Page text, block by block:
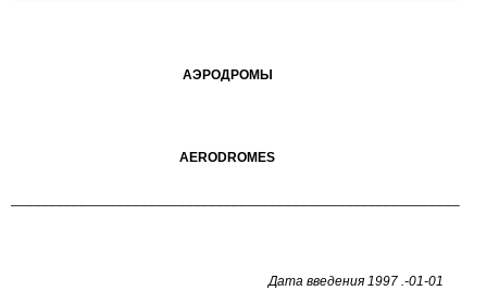
АЭРОДРОМЫ
AERODROMES
Дата введения 1997 .-01-01